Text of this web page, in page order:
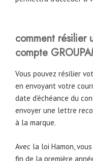
comment résilier
compte
Vous pouvez résilier
en envoyant votre
date d’échéance du
envoyer une lettre
à la marque.
Avec la loi Hamon,
fin de la première